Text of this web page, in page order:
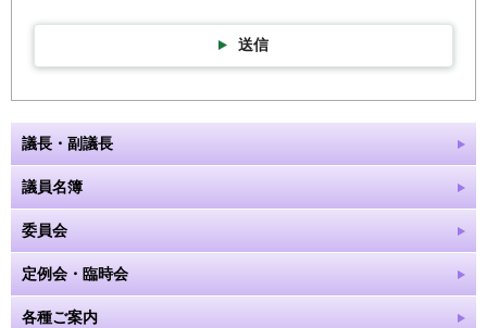
送信
議長・副議長
議員名簿
委員会
定例会・臨時会
各種ご案内